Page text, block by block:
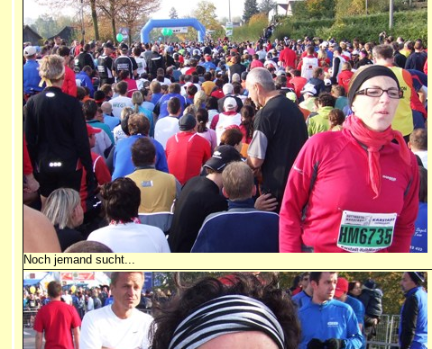
Noch jemand sucht...